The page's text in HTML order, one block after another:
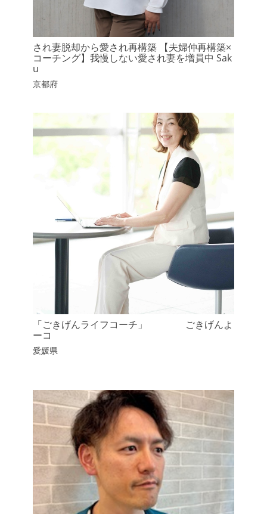
され妻脱却から愛され再構築 【夫婦仲再構築×
コーチング】我慢しない愛され妻を増員中 Sak
u
京都府
「ごきげんライフコーチ」 ごきげんよ
ーコ
愛媛県